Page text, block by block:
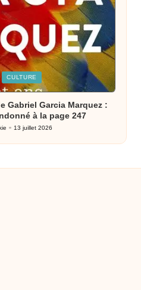
CULTURE
Gabriel Garcia Marquez :
à la page 247
13 juillet 2026